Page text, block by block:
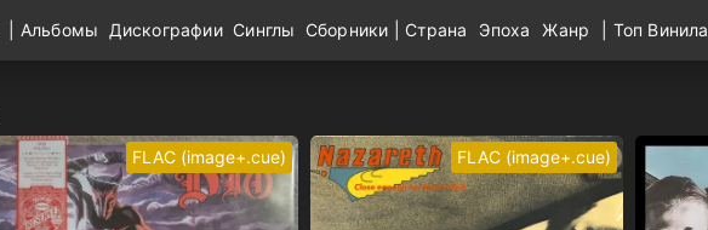
Альбомы Дискографии Синглы Сборники Страна Эпоха Жанр Топ Винила
FLAC (image+.cue) FLAC (image+.cue)